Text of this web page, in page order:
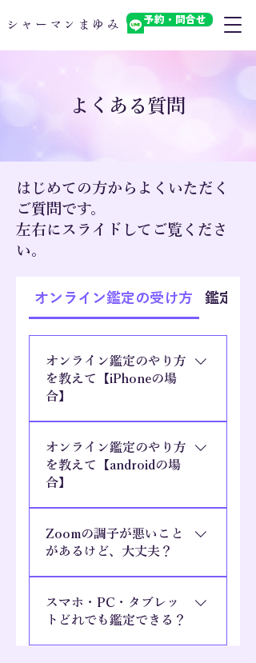
​シャーマンまゆみ 予約・問合せ
​よくある質問
はじめての方からよくいただく
ご質問です。
左右にスライドしてご覧くださ
い。
オンライン鑑定の受け方 鑑定の
オンライン鑑定のやり方
を教えて【iPhoneの場
合】
ます。下記の手順でご参加く
ださい。 ①Zoomアプリをイ
ンストールします。 ②「ミ
ーティングに参加」をタッ
プします。 ③ミーティング
ID欄にまゆみさんから伝え
入力後は参加ボタンをタッ
プします。 ※ミーティング
オンライン鑑定のやり方
を教えて【androidの場
合】
ます。下記の手順でご参加く
ださい。 ①Zoomアプリをイ
ンストールします。 ②「ミ
プします。 ③ミーティング
Zoomの調子が悪いこと
があるけど、大丈夫？
る場合は、映像はZOOM、
音声は電話で対応します。
トラブルが発生したときに電
スマホ・PC・タブレッ
トどれでも鑑定できる？